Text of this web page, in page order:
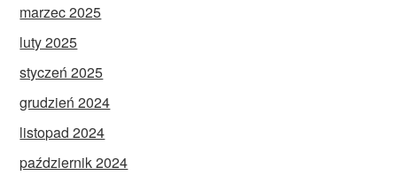
marzec 2025
luty 2025
styczeń 2025
grudzień 2024
listopad 2024
październik 2024